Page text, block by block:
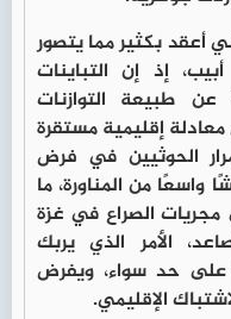
أعقد بكثير مما يتصور
إذ إن التباينات
عن طبيعة التوازنات
إقليمية مستقرة
الحوثيين في فرض
من المناورة، ما
الصراع في غزة
الأمر الذي يربك
على حد سواء، ويفرض
الإقليمي.